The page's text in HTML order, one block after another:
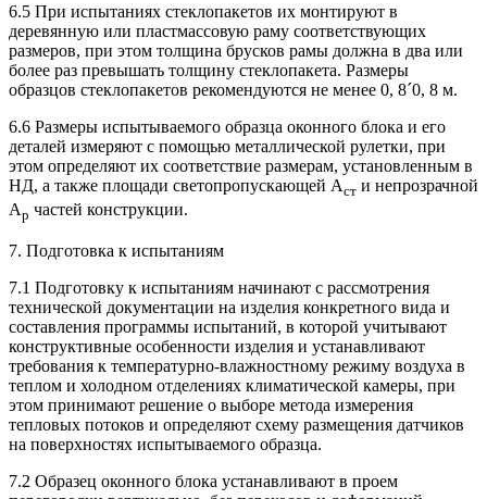
6.5 При испытаниях стеклопакетов их монтируют в
деревянную или пластмассовую раму соответствующих
размеров, при этом толщина брусков рамы должна в два или
более раз превышать толщину стеклопакета. Размеры
образцов стеклопакетов рекомендуются не менее 0, 8´0, 8 м.
6.6 Размеры испытываемого образца оконного блока и его
деталей измеряют с помощью металлической рулетки, при
этом определяют их соответствие размерам, установленным в
НД, а также площади светопропускающей Аст и непрозрачной
Ар частей конструкции.
7. Подготовка к испытаниям
7.1 Подготовку к испытаниям начинают с рассмотрения
технической документации на изделия конкретного вида и
составления программы испытаний, в которой учитывают
конструктивные особенности изделия и устанавливают
требования к температурно-влажностному режиму воздуха в
теплом и холодном отделениях климатической камеры, при
этом принимают решение о выборе метода измерения
тепловых потоков и определяют схему размещения датчиков
на поверхностях испытываемого образца.
7.2 Образец оконного блока устанавливают в проем